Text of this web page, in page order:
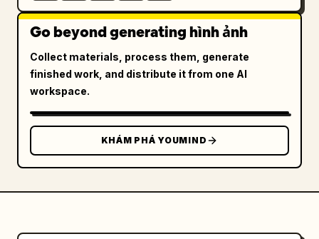
Go beyond generating hình ảnh
Collect materials, process them, generate
finished work, and distribute it from one AI
workspace.
KHÁM PHÁ YOUMIND